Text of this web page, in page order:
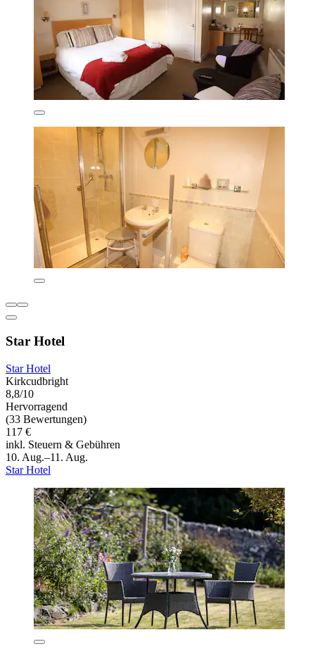
Star Hotel
Star Hotel
Kirkcudbright
8,8/10
Hervorragend
(33 Bewertungen)
117 €
inkl. Steuern & Gebühren
10. Aug.–11. Aug.
Star Hotel